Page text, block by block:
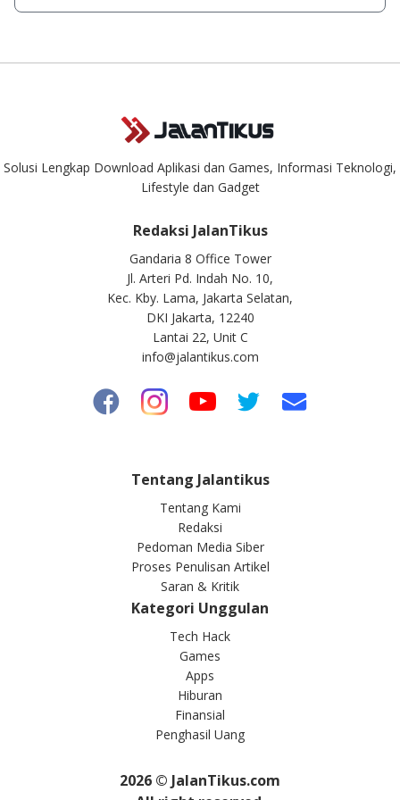
singkat.
Kami dengan senang hati menjawab setiap pertanyaan yang
Solusi Lengkap Download Aplikasi dan Games, Informasi Teknologi,
Lifestyle dan Gadget
Redaksi JalanTikus
Gandaria 8 Office Tower
Jl. Arteri Pd. Indah No. 10,
Kec. Kby. Lama, Jakarta Selatan,
DKI Jakarta, 12240
Lantai 22, Unit C
info@jalantikus.com
Tentang Jalantikus
Tentang Kami
Redaksi
Pedoman Media Siber
Proses Penulisan Artikel
Saran & Kritik
Kategori Unggulan
Tech Hack
Games
Apps
Hiburan
Finansial
Penghasil Uang
2026 © JalanTikus.com